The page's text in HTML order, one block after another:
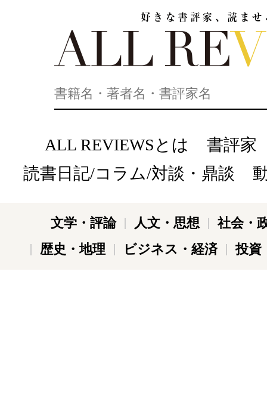
ALL REVIEWSとは
書評家
読書日記/コラム/対談・鼎談
文学・評論 人文・思想
社会・
歴史・地理
ビジネス・経済 投資